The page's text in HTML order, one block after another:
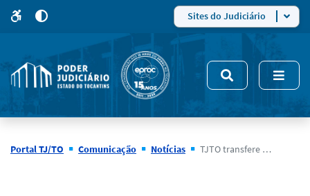
site
5
modo
de
alto
Sites do Judiciário
Portal TJ/TO Comunicação Notícias TJTO transfere ponto facultativo do Dia do Servidor